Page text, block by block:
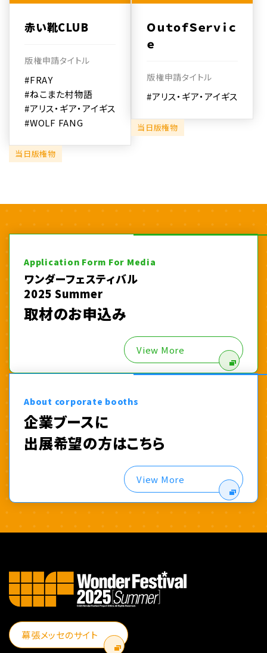
赤い靴CLUB
版権申請タイトル
#FRAY
#ねこまた村物語
#アリス・ギア・アイギス
#WOLF FANG
当日版権物
ＯｕｔｏｆＳｅｒｖｉｃ
ｅ
版権申請タイトル
#アリス・ギア・アイギス
当日版権物
Application Form For Media
ワンダーフェスティバル
2025 Summer
取材のお申込み
View More
About corporate booths
企業ブースに
出展希望の方はこちら
View More
幕張メッセのサイト